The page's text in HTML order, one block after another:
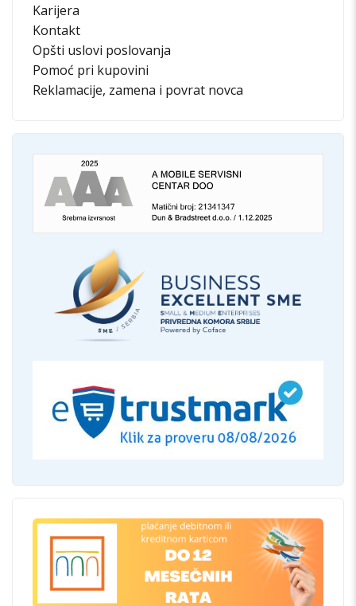
Karijera
Kontakt
Opšti uslovi poslovanja
Pomoć pri kupovini
Reklamacije, zamena i povrat novca